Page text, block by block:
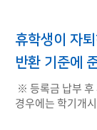
휴학생이 자
반환 기준에
※ 등록금 납부 후
경우에는 학기개